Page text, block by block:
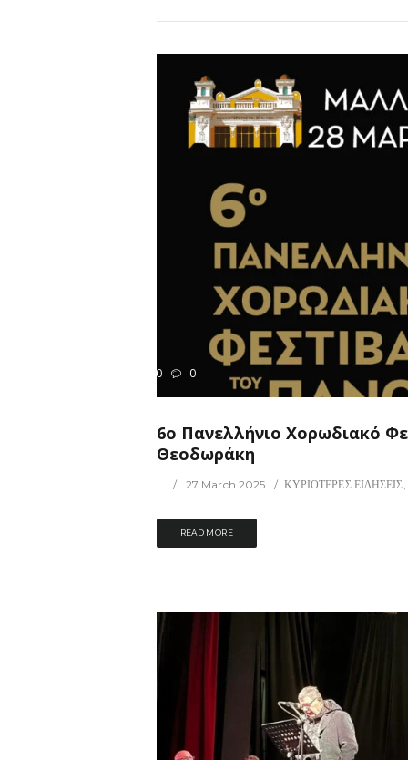
180 0
6ο Πανελλήνιο Χορωδιακό
Θεοδωράκη
27 March 2025 ΚΥΡΙΟΤΕΡΕΣ ΕΙΔΗΣΕΙΣ
READ MORE